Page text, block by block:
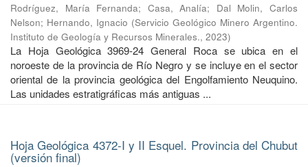
Rodríguez, María Fernanda; Casa, Analía; Dal Molin, Carlos
Nelson; Hernando, Ignacio (Servicio Geológico Minero Argentino.
Instituto de Geología y Recursos Minerales., 2023)
La Hoja Geológica 3969-24 General Roca se ubica en el
noroeste de la provincia de Río Negro y se incluye en el sector
oriental de la provincia geológica del Engolfamiento Neuquino.
Las unidades estratigráficas más antiguas ...
Hoja Geológica 4372-I y II Esquel. Provincia del Chubut
(versión final)